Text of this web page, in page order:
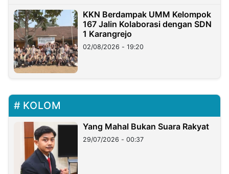
KKN Berdampak UMM Kelompok
167 Jalin Kolaborasi dengan SDN
1 Karangrejo
02/08/2026 - 19:20
KOLOM
Yang Mahal Bukan Suara Rakyat
29/07/2026 - 00:37